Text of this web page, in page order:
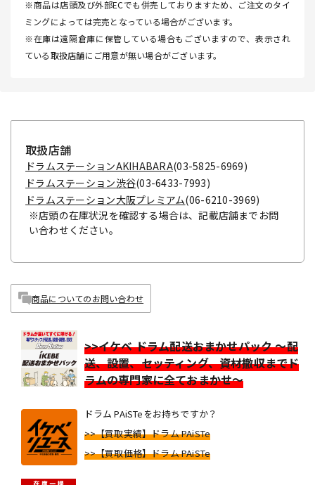
※商品は店頭及び外部ECでも併売しておりますため、ご注文のタイ
ミングによっては完売となっている場合がございます。
※在庫は遠隔倉庫に保管している場合もございますので、表示され
ている取扱店舗にご用意が無い場合がございます。
取扱店舗
ドラムステーションAKIHABARA(03-5825-6969)
ドラムステーション渋谷(03-6433-7993)
ドラムステーション大阪プレミアム(06-6210-3969)
※店頭の在庫状況を確認する場合は、記載店舗までお問
い合わせください。
商品についてのお問い合わせ
>>イケベ ドラム配送おまかせパック ～配
送、設置、セッティング、資材撤収までド
ラムの専門家に全ておまかせ～
ドラム PAiSTeをお持ちですか？
>>【買取実績】ドラム PAiSTe
>>【買取価格】ドラム PAiSTe